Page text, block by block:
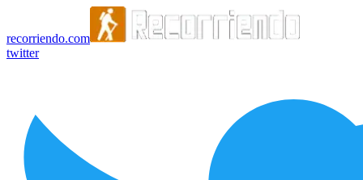
recorriendo.com
twitter